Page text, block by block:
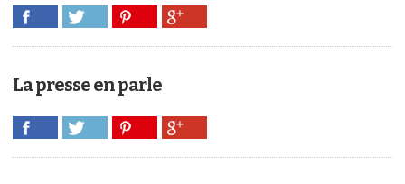
La presse en parle